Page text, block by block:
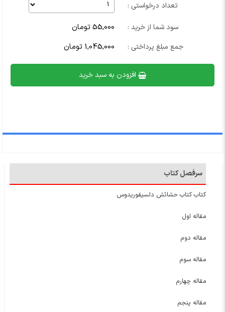
تعداد درخواستی :
سود شما از خرید : 55,000 تومان
جمع مبلغ پرداختی : 1,045,000 تومان
افزودن به سبد خرید
سرفصل کتاب
کتاب کتاب حشائش دلسیقوریدوس
مقاله اول
مقاله دوم
مقاله سوم
مقاله چهارم
مقاله پنجم